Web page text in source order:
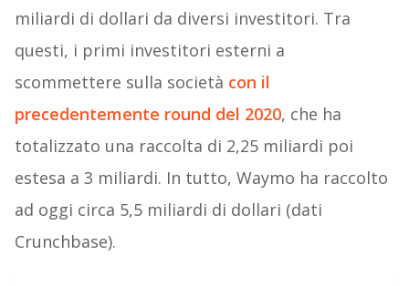
miliardi di dollari da diversi investitori. Tra
questi, i primi investitori esterni a
scommettere sulla società con il
precedentemente round del 2020, che ha
totalizzato una raccolta di 2,25 miliardi poi
estesa a 3 miliardi. In tutto, Waymo ha raccolto
ad oggi circa 5,5 miliardi di dollari (dati
Crunchbase).